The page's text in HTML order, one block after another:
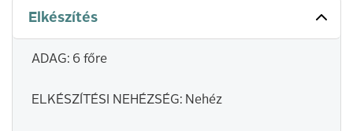
Elkészítés
ADAG: 6 főre
ELKÉSZÍTÉSI NEHÉZSÉG: Nehéz